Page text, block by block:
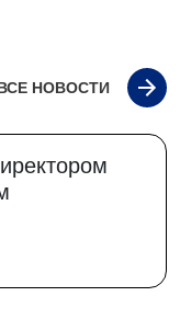
НОВОСТИ